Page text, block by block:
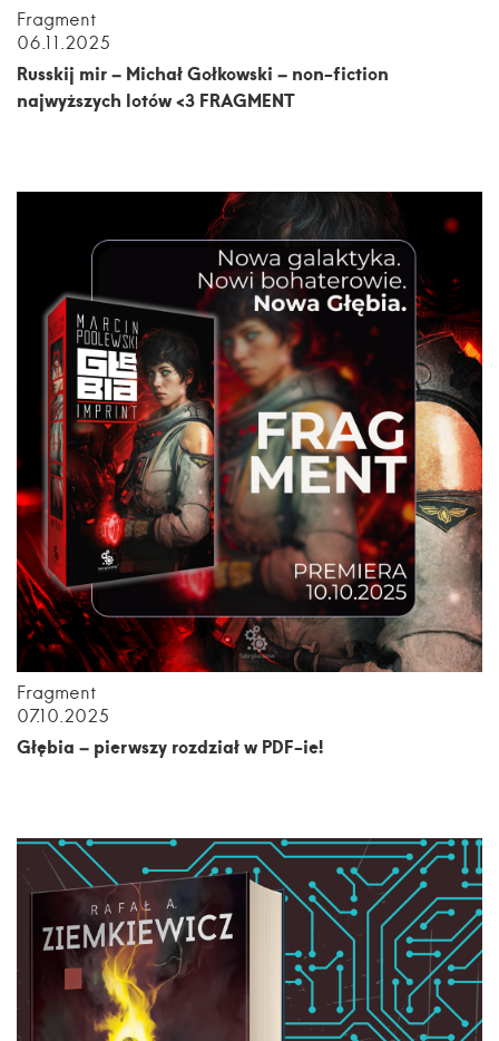
Fragment
06.11.2025
Russkij mir – Michał Gołkowski – non-fiction
najwyższych lotów <3 FRAGMENT
Fragment
07.10.2025
Głębia – pierwszy rozdział w PDF-ie!